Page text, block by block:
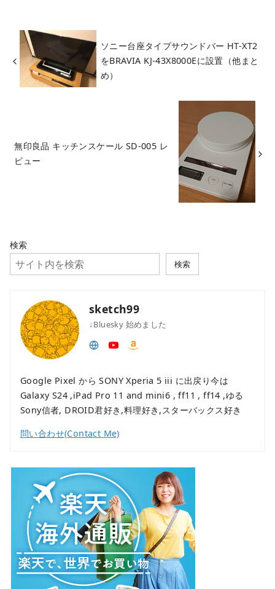
ソニー台座タイプサウンドバー HT-XT2
をBRAVIA KJ-43X8000Eに設置（他まと
め）
無印良品 キッチンスケール SD-005 レ
ビュー
検索
検索
sketch99
↓Bluesky 始めました
Google Pixel から SONY Xperia 5 iii に出戻り今は
Galaxy S24 ,iPad Pro 11 and mini6 , ff11 , ff14 ,ゆる
Sony信者, DROID君好き,料理好き,スターバックス好き
問い合わせ(Contact Me)